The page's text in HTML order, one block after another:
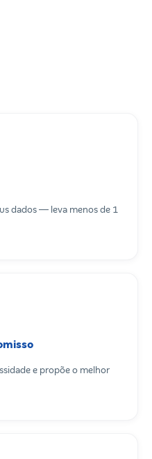
dados — leva menos de 1
e propõe o melhor